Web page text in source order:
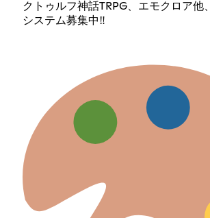
クトゥルフ神話TRPG、エモクロア他
システム募集中‼️